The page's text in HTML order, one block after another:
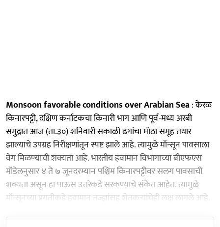
Monsoon favorable conditions over Arabian Sea: केरळ
किनारपट्टी, दक्षिण कर्नाटकचा किनारी भाग आणि पूर्व-मध्य अरबी
समुद्रात आज (ता.३०) शनिवारी सकाळी ढगांचा मोठा समूह तयार
झाल्याचे उपग्रह निरीक्षणांतून स्पष्ट झाले आहे. त्यामुळे मॉन्सून पावसाला
वेग मिळण्याची शक्यता आहे. भारतीय हवामान विभागाच्या बीएफएस
मॉडेलनुसार ४ ते ७ जूनदरम्यान पश्चिम किनारपट्टीवर सलग पावसाची
शक्यता असून हा पाऊस उत्तरेकडे सरकण्याचे संकेत आहेत. त्यामुळे
मॉन्सूनच्या प्रगतीकडे हवामान तज्ज्ञांसह शेतकऱ्यांचेही लक्ष लागले आहे.